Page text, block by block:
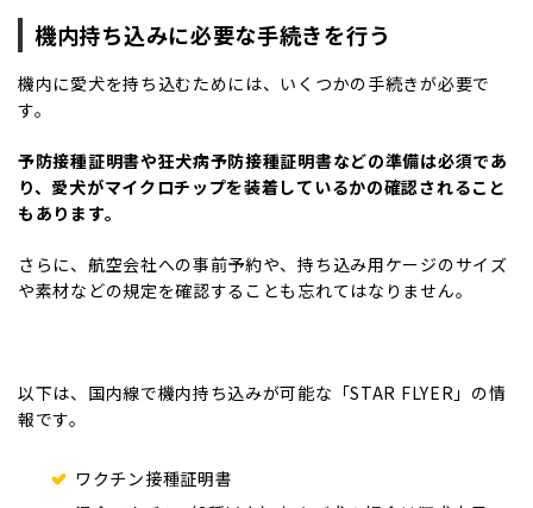
機内持ち込みに必要な手続きを行う
機内に愛犬を持ち込むためには、いくつかの手続きが必要で
す。
予防接種証明書や狂犬病予防接種証明書などの準備は必須であ
り、愛犬がマイクロチップを装着しているかの確認されること
もあります。
さらに、航空会社への事前予約や、持ち込み用ケージのサイズ
や素材などの規定を確認することも忘れてはなりません。
以下は、国内線で機内持ち込みが可能な「STAR FLYER」の情
報です。
ワクチン接種証明書